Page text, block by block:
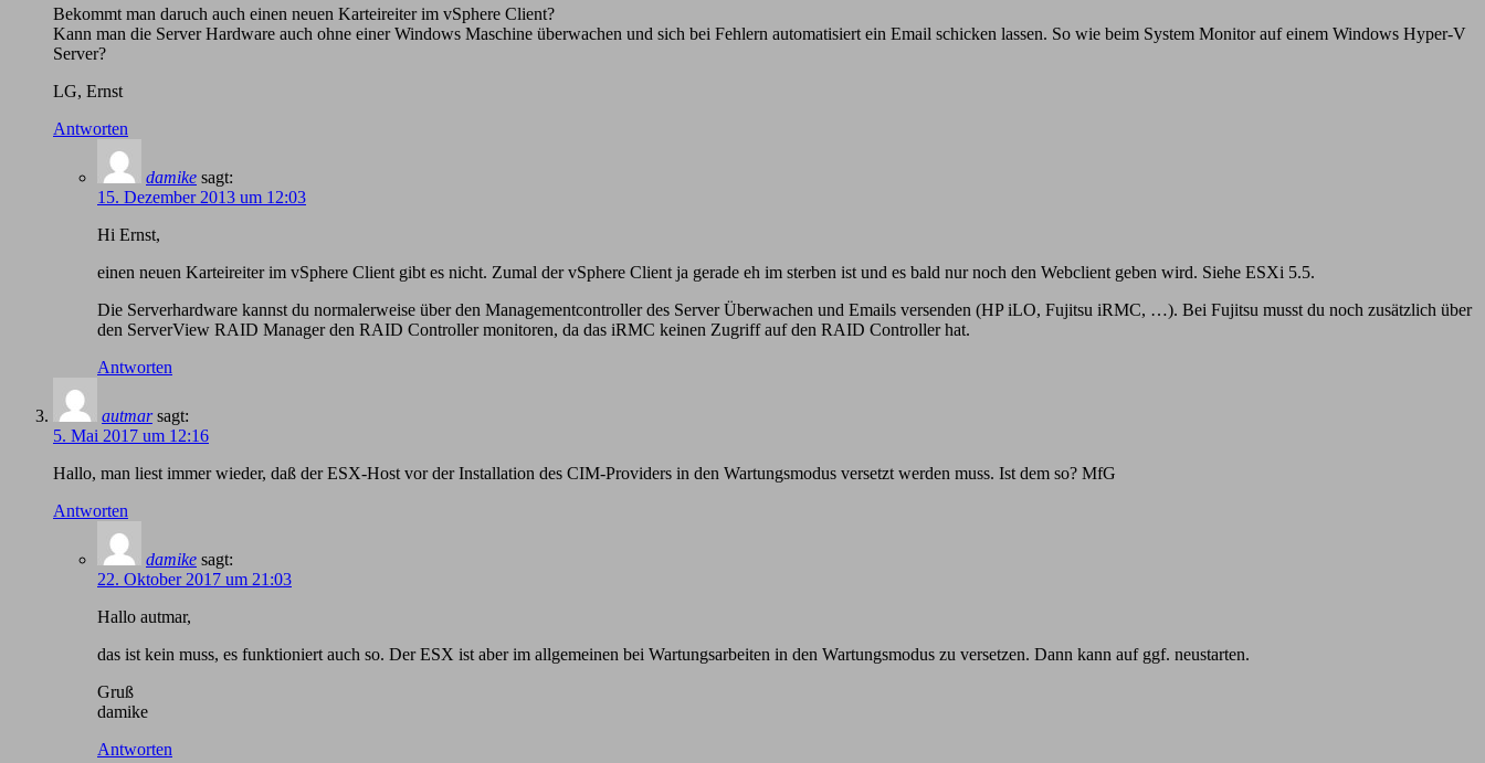
Bekommt man daruch auch einen neuen Karteireiter im vSphere Client?
Kann man die Server Hardware auch ohne einer Windows Maschine überwachen und sich bei Fehlern automatisiert ein Email schicken lassen. So wie beim System Monitor auf einem Windows Hyper-V
Server?
LG, Ernst
Antworten
damike sagt:
15. Dezember 2013 um 12:03
Hi Ernst,
einen neuen Karteireiter im vSphere Client gibt es nicht. Zumal der vSphere Client ja gerade eh im sterben ist und es bald nur noch den Webclient geben wird. Siehe ESXi 5.5.
Die Serverhardware kannst du normalerweise über den Managementcontroller des Server Überwachen und Emails versenden (HP iLO, Fujitsu iRMC, …). Bei Fujitsu musst du noch zusätzlich über
den ServerView RAID Manager den RAID Controller monitoren, da das iRMC keinen Zugriff auf den RAID Controller hat.
Antworten
autmar sagt:
5. Mai 2017 um 12:16
Hallo, man liest immer wieder, daß der ESX-Host vor der Installation des CIM-Providers in den Wartungsmodus versetzt werden muss. Ist dem so? MfG
Antworten
damike sagt:
22. Oktober 2017 um 21:03
Hallo autmar,
das ist kein muss, es funktioniert auch so. Der ESX ist aber im allgemeinen bei Wartungsarbeiten in den Wartungsmodus zu versetzen. Dann kann auf ggf. neustarten.
Gruß
damike
Antworten